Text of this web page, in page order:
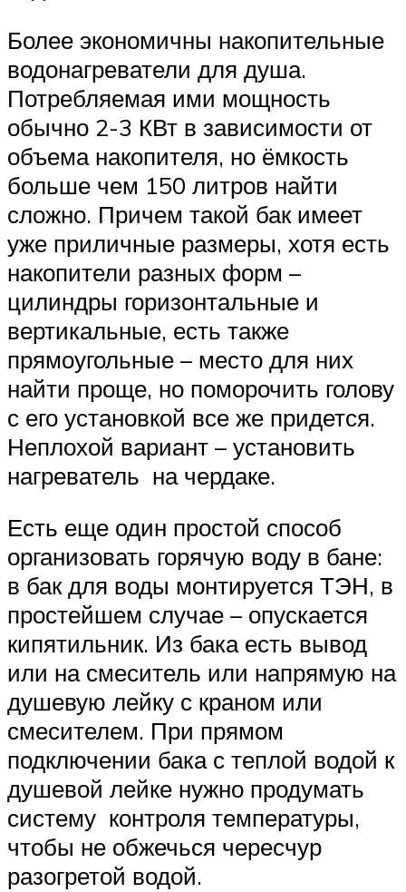
Более экономичны накопительные
водонагреватели для душа.
Потребляемая ими мощность
обычно 2-3 КВт в зависимости от
объема накопителя, но ёмкость
больше чем 150 литров найти
сложно. Причем такой бак имеет
уже приличные размеры, хотя есть
накопители разных форм –
цилиндры горизонтальные и
вертикальные, есть также
прямоугольные – место для них
найти проще, но поморочить голову
с его установкой все же придется.
Неплохой вариант – установить
нагреватель на чердаке.
Есть еще один простой способ
организовать горячую воду в бане:
в бак для воды монтируется ТЭН, в
простейшем случае – опускается
кипятильник. Из бака есть вывод
или на смеситель или напрямую на
душевую лейку с краном или
смесителем. При прямом
подключении бака с теплой водой к
душевой лейке нужно продумать
систему контроля температуры,
чтобы не обжечься чересчур
разогретой водой.